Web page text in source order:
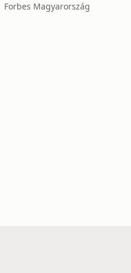
Forbes Magyarország